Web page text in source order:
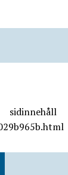
sidinnehåll